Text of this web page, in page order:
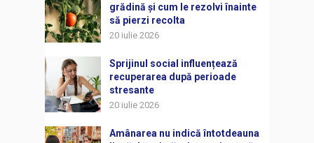
grădină și cum le rezolvi înainte
să pierzi recolta
20 iulie 2026
Sprijinul social influențează
recuperarea după perioade
stresante
20 iulie 2026
Amânarea nu indică întotdeauna